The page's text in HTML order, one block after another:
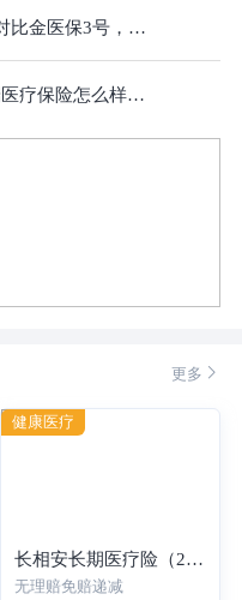
医疗险大PK！星相守2号对比金医保3号，哪款性价比高？星相守2号在哪里买？
2026新燕宝2025少儿高端医疗保险怎么样？保费多少钱一年？哪些能赔？哪些不能赔？
更多 
长相安长期医疗险（20年保证续保）—个人版
无理赔免赔递减
健康医疗